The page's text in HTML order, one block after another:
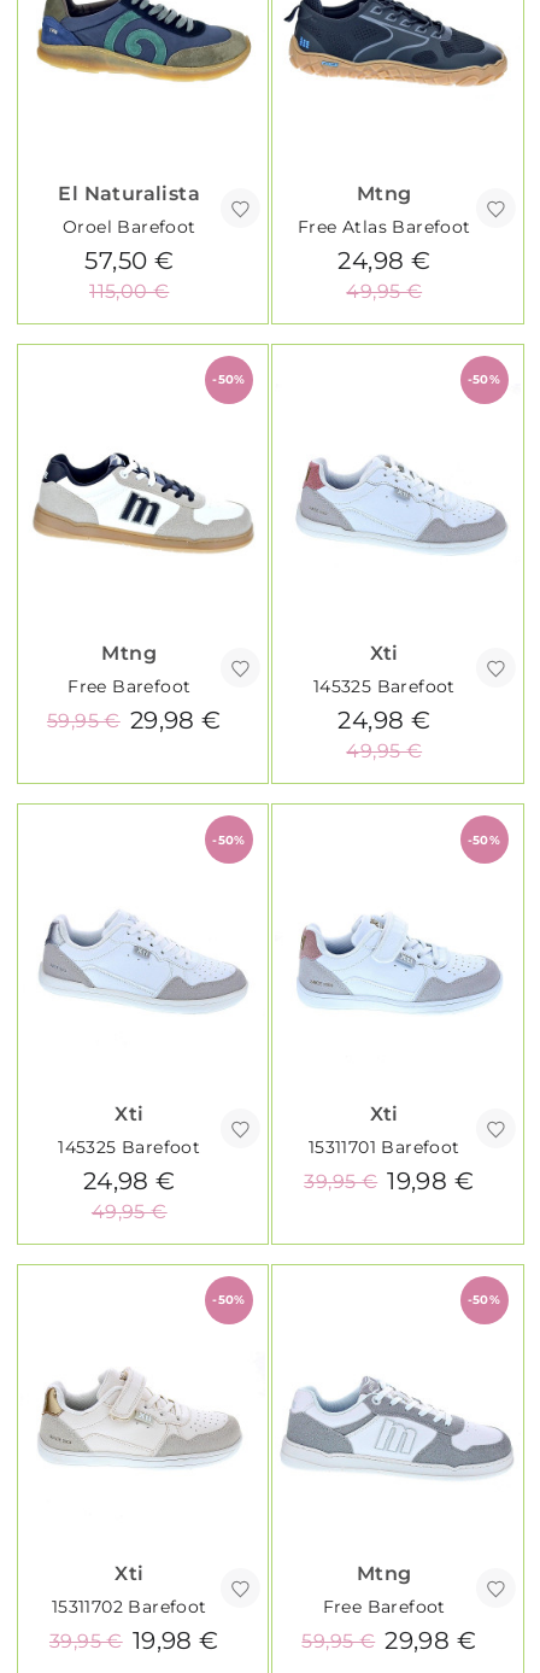
El Naturalista
Oroel Barefoot
57,50 €
115,00 €
Mtng
Free Atlas Barefoot
24,98 €
49,95 €
-50%
Mtng
Free Barefoot
29,98 €
59,95 €
-50%
Xti
145325 Barefoot
24,98 €
49,95 €
-50%
Xti
145325 Barefoot
24,98 €
49,95 €
-50%
Xti
15311701 Barefoot
19,98 €
39,95 €
-50%
Xti
15311702 Barefoot
19,98 €
39,95 €
-50%
Mtng
Free Barefoot
29,98 €
59,95 €